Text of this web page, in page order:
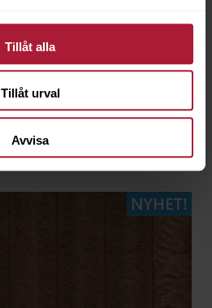
Tillåt alla
Tillåt urval
Avvisa